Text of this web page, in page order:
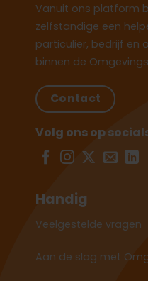
Vanuit ons platform
zelfstandige een
particulier, bedrijf en
binnen de
Contact
Volg ons op
Handig
Veelgestelde vragen
Aan de slag met